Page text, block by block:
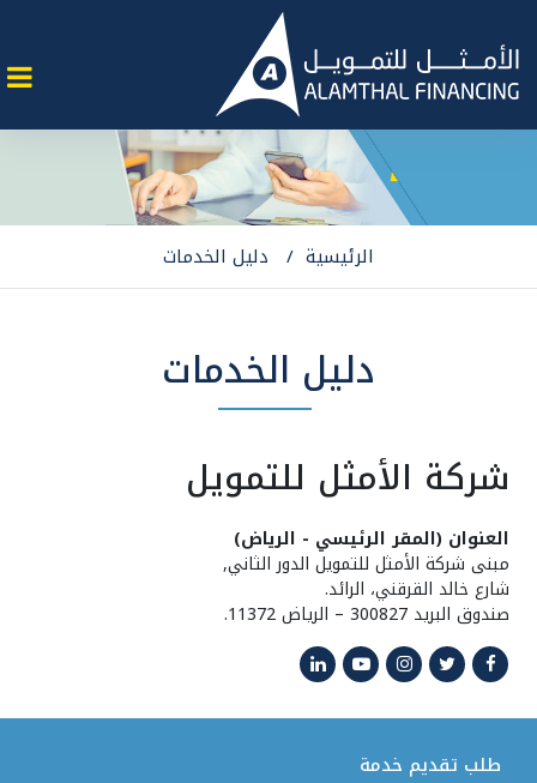
الرئيسية دليل الخدمات
دليل الخدمات
شركة الأمثل للتمويل
العنوان (المقر الرئيسي - الرياض)
مبنى شركة الأمثل للتمويل الدور الثاني,
شارع خالد القرقني، الرائد.
صندوق البريد 300827 – الرياض 11372.
طلب تقديم خدمة